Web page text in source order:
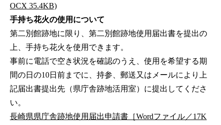
OCX 35.4KB)
手持ち花火の使用について
第二別館跡地に限り、第二別館跡地使用届出書を提出の
上、手持ち花火を使用できます。
事前に電話で空き状況を確認のうえ、使用を希望する期
間の日の10日前までに、持参、郵送又はメールにより上
記届出書提出先（県庁舎跡地活用室）に提出してくださ
い。
長崎県県庁舎跡地使用届出申請書［Wordファイル／17K